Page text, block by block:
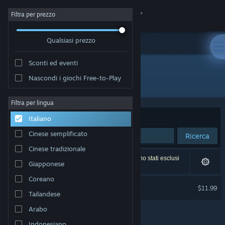
Accedi
Informazioni
Assistenza
Cambia la lingua
Ottieni l'app mobile di Steam
Visualizza il sito web per desktop
Filtra per prezzo
Qualsiasi prezzo
Sconti ed eventi
Nascondi i giochi Free-to-Play
Filtra per lingua
Italiano
Cinese semplificato
Cinese tradizionale
Giapponese
Coreano
Tailandese
Arabo
Sviluppatore: Vlambeer
Ordina per Rilevanza
Ricerca
1 risultato corrisponde alla tua ricerca. 5 titoli sono stati esclusi
in base alle tue preferenze.
$11.99